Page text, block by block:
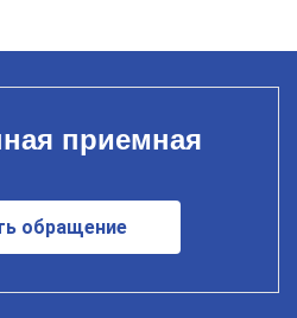
приемная
обращение